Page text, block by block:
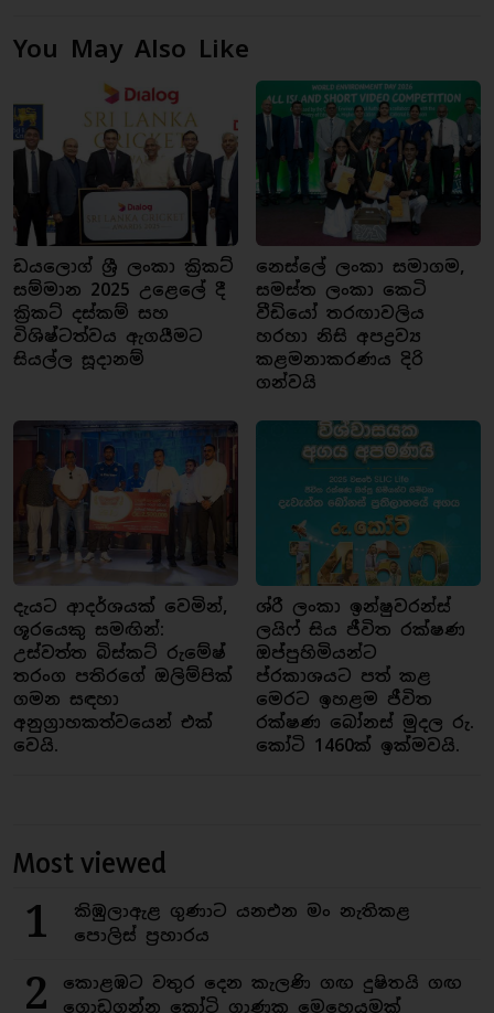
You May Also Like
ඩයලොග් ශ්‍රී ලංකා ක්‍රිකට්
සම්මාන 2025 උළෙලේ දී
ක්‍රිකට් දස්කම් සහ
විශිෂ්ටත්වය ඇගයීමට
සියල්ල සූදානම්
නෙස්ලේ ලංකා සමාගම,
සමස්ත ලංකා කෙටි
වීඩියෝ තරඟාවලිය
හරහා නිසි අපද්‍රව්‍ය
කළමනාකරණය දිරි
ගන්වයි
දැයට ආදර්ශයක් වෙමින්,
ශූරයෙකු සමඟින්:
උස්වත්ත බිස්කට් රුමේෂ්
තරංග පතිරගේ ඔලිම්පික්
ගමන සඳහා
අනුග්‍රාහකත්වයෙන් එක්
වෙයි.
ශ්රී ලංකා ඉන්ෂුවරන්ස්
ලයිෆ් සිය ජීවිත රක්ෂණ
ඔප්පුහිමියන්ට
ප්රකාශයට පත් කළ
මෙරට ඉහළම ජීවිත
රක්ෂණ බෝනස් මුදල රු.
කෝටි 1460ක් ඉක්මවයි.
Most viewed
1
කිඹුලාඇළ ගුණාට යනඑන මං නැතිකළ
පොලිස් ප්‍රහාරය
2
කොළඹට වතුර දෙන කැලණි ගඟ දුෂිතයි ගඟ
ගොඩගන්න කෝටි ගාණක මෙහෙයුමක්